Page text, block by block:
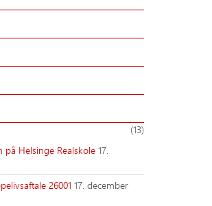
(13)
på Helsinge Realskole17.
2600117. december